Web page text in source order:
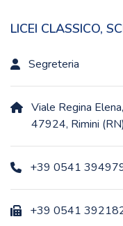
LICEI CLASSICO,
Segreteria
Viale Regina
47924, Rimini (RN)
+39 0541
+39 0541